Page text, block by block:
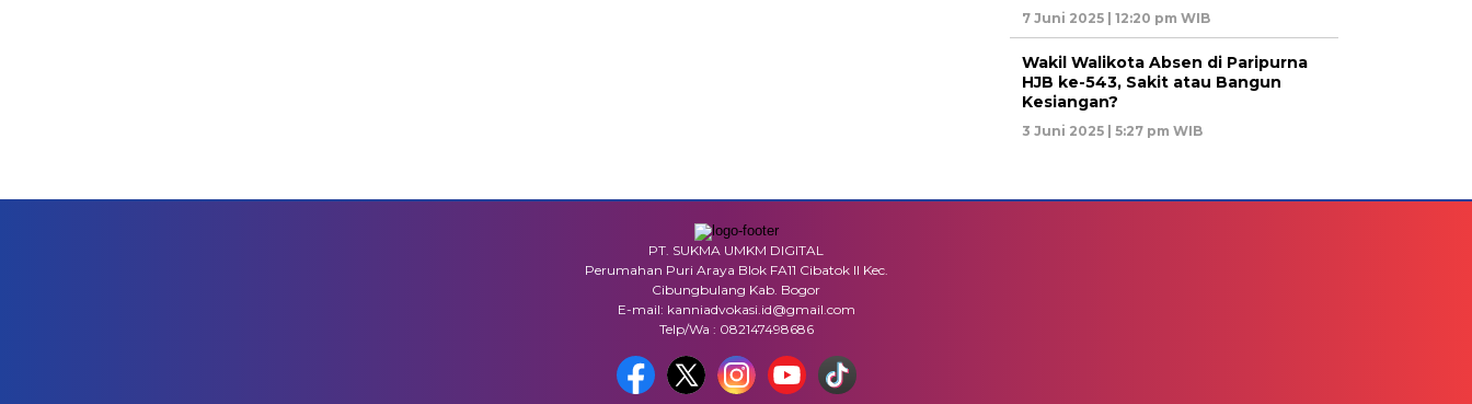
7 Juni 2025 | 12:20 pm WIB
Wakil Walikota Absen di Paripurna
HJB ke-543, Sakit atau Bangun
Kesiangan?
3 Juni 2025 | 5:27 pm WIB
PT. SUKMA UMKM DIGITAL
Perumahan Puri Araya Blok FA11 Cibatok II Kec.
Cibungbulang Kab. Bogor
E-mail: kanniadvokasi.id@gmail.com
Telp/Wa : 082147498686